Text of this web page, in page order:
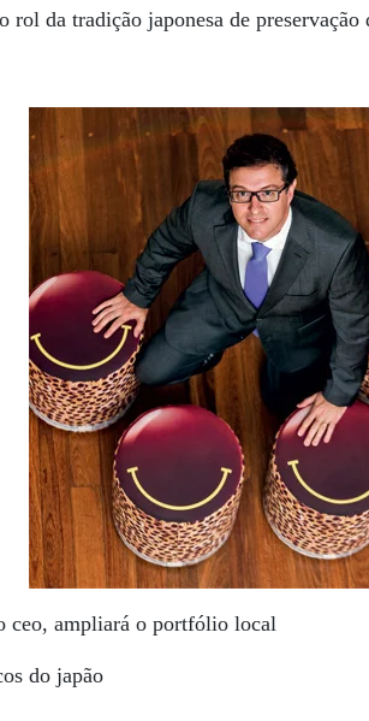
rol da tradição japonesa de preservação
ceo, ampliará o portfólio local
do japão